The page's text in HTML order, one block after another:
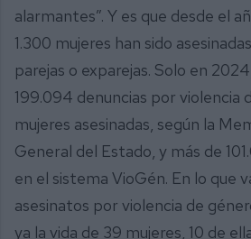
alarmantes”. Y es que desde el
1.300 mujeres han sido
parejas o exparejas. Solo en
199.094 denuncias por violencia
mujeres asesinadas, según la
General del Estado, y más de
en el sistema VioGén. En lo que
asesinatos por violencia de
ya la vida de 39 mujeres, 10 de